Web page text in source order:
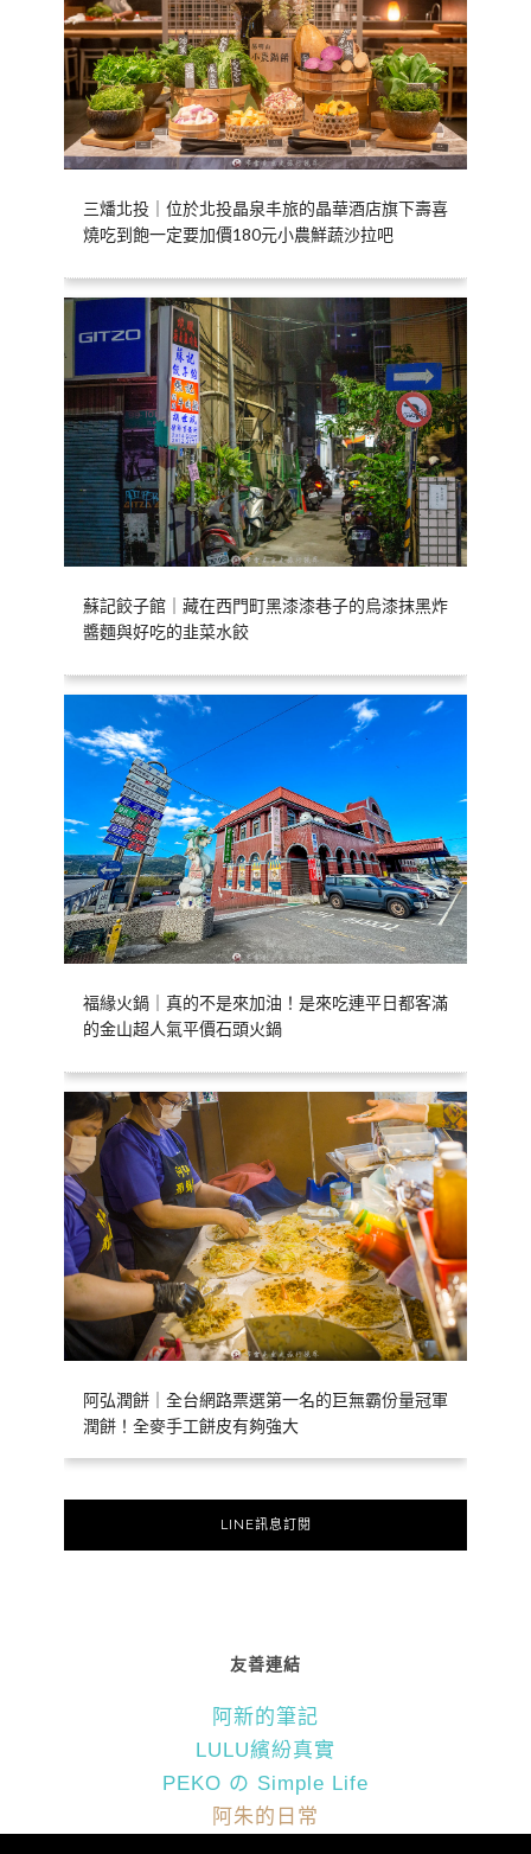
三燔北投｜位於北投晶泉丰旅的晶華酒店旗下壽喜
燒吃到飽一定要加價180元小農鮮蔬沙拉吧
蘇記餃子館｜藏在西門町黑漆漆巷子的烏漆抹黑炸
醬麵與好吃的韭菜水餃
福緣火鍋｜真的不是來加油！是來吃連平日都客滿
的金山超人氣平價石頭火鍋
阿弘潤餅｜全台網路票選第一名的巨無霸份量冠軍
潤餅！全麥手工餅皮有夠強大
LINE訊息訂閱
友善連結
阿新的筆記
LULU繽紛真實
PEKO の Simple Life
阿朱的日常